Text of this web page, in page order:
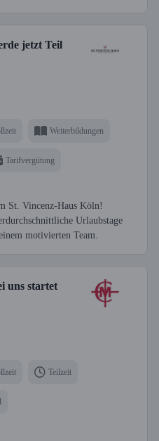
jetzt Teil
Weiterbildungen
Tarifvergütung
St. Vincenz-Haus Köln!
Urlaubstage
motivierten Team.
uns startet
Teilzeit